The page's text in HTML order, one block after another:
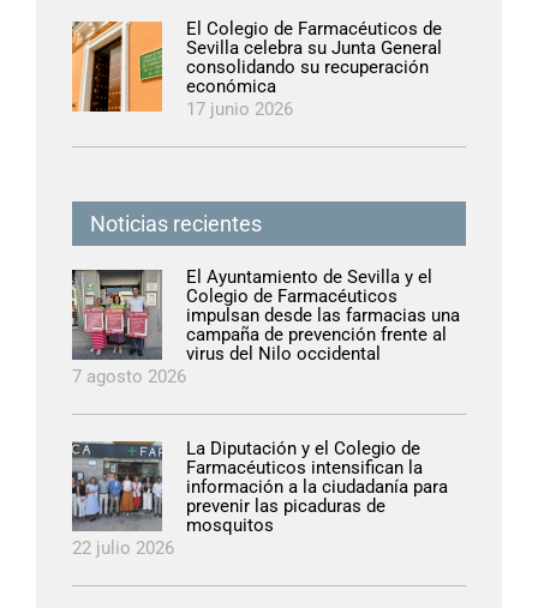
El Colegio de Farmacéuticos de
Sevilla celebra su Junta General
consolidando su recuperación
económica
17 junio 2026
Noticias recientes
El Ayuntamiento de Sevilla y el
Colegio de Farmacéuticos
impulsan desde las farmacias una
campaña de prevención frente al
virus del Nilo occidental
7 agosto 2026
La Diputación y el Colegio de
Farmacéuticos intensifican la
información a la ciudadanía para
prevenir las picaduras de
mosquitos
22 julio 2026